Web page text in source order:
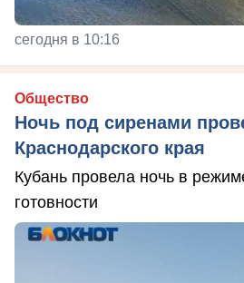
сегодня в 10:16
Общество
Ночь под сиренами
Краснодарского края
Кубань провела ночь в
готовности